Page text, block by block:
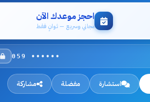
احجز موعدك الآن
مجاني وسريع — ثوانٍ فقط
059 ••••••
استشارة مفضلة مشاركة